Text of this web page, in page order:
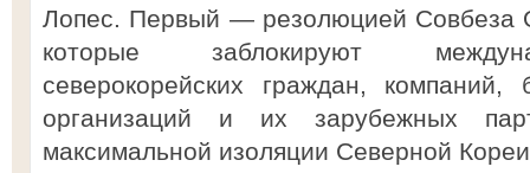
Лопес. Первый — резолюцией Совбеза
которые заблокируют
северокорейских граждан, компаний,
организаций и их зарубежных
максимальной изоляции Северной